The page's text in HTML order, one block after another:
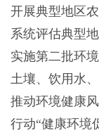
开展典型地区
系统评估典型
实施第二批环
土壤、饮用水
推动环境健康
行动“健康环境